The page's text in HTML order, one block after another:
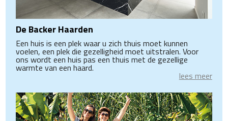
De Backer Haarden
Een huis is een plek waar u zich thuis moet kunnen
voelen, een plek die gezelligheid moet uitstralen. Voor
ons wordt een huis pas een thuis met de gezellige
warmte van een haard.
lees meer